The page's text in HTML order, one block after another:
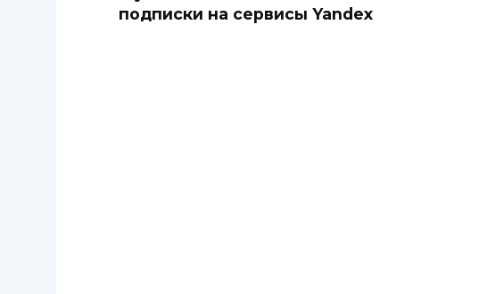
подписки на сервисы Yandex